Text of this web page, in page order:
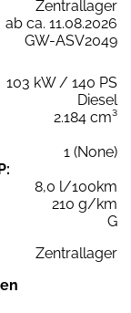
Zentrallager
ab ca. 11.08.2026
GW-ASV2049
103 kW / 140 PS
Diesel
2.184 cm³
1 (None)
8,0 l/100km
210 g/km
G
Zentrallager